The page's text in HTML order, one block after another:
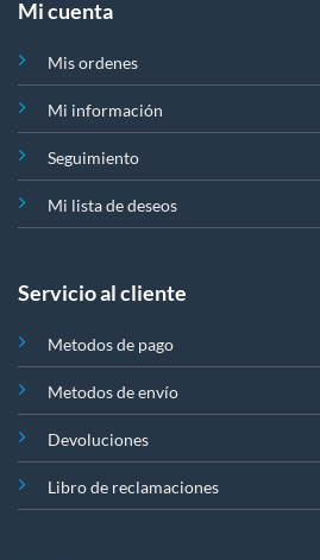
Mi cuenta
Mis ordenes
Mi información
Seguimiento
Mi lista de deseos
Servicio al cliente
Metodos de pago
Metodos de envío
Devoluciones
Libro de reclamaciones